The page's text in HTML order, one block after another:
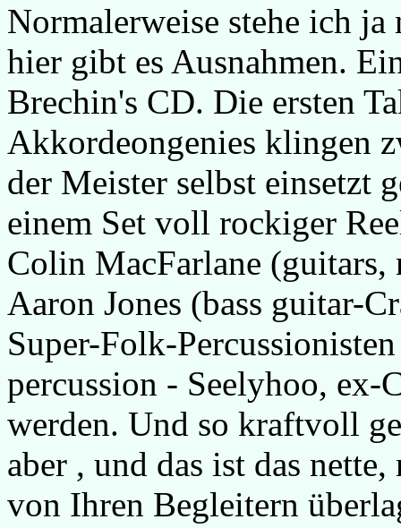
Normalerweise stehe ich
hier gibt es Ausnahmen.
Brechin's CD. Die ersten
Akkordeongenies klingen
der Meister selbst einsetzt
einem Set voll rockiger
Colin MacFarlane
Aaron Jones (bass guitar-
Super-Folk-
percussion - Seelyhoo, ex-
werden. Und so kraftvoll
aber , und das ist das
von Ihren Begleitern